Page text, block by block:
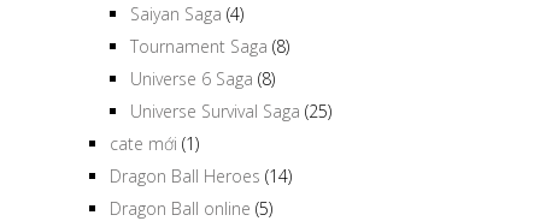
Saiyan Saga (4)
Tournament Saga (8)
Universe 6 Saga (8)
Universe Survival Saga (25)
cate mới (1)
Dragon Ball Heroes (14)
Dragon Ball online (5)